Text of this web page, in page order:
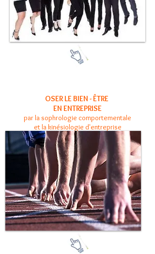
OSER LE BIEN - ÊTRE
EN ENTREPRISE
par la sophrologie comportementale
et la kinésiologie d'entreprise